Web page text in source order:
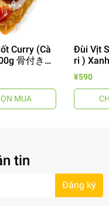
Curry (Cà
骨付き合
レー
MUA
Đùi Vịt
ri )
合鴨グ
¥590
tin
Đăng ký